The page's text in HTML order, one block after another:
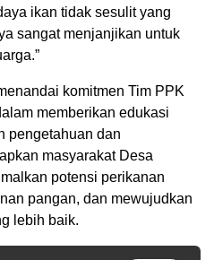
ikan tidak sesulit yang
sangat menjanjikan untuk
komitmen Tim PPK
memberikan edukasi
pengetahuan dan
masyarakat Desa
potensi perikanan
pangan, dan mewujudkan
lebih baik.